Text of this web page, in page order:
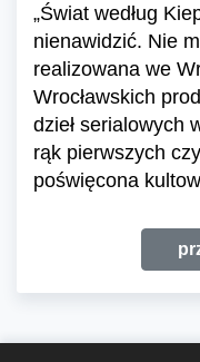
„Świat według
nienawidzić. Nie
realizowana we
Wrocławskich
dzieł serialowych
rąk pierwszych
poświęcona